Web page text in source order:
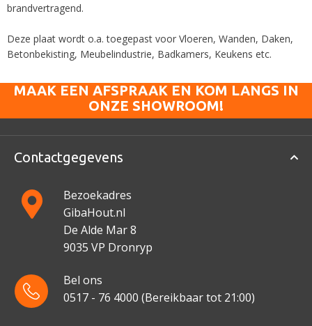
brandvertragend.
Deze plaat wordt o.a. toegepast voor Vloeren, Wanden, Daken,
Betonbekisting, Meubelindustrie, Badkamers, Keukens etc.
MAAK EEN AFSPRAAK EN KOM LANGS IN
ONZE SHOWROOM!
Contactgegevens
Bezoekadres
GibaHout.nl
De Alde Mar 8
9035 VP Dronryp
Bel ons
0517 - 76 4000 (Bereikbaar tot 21:00)